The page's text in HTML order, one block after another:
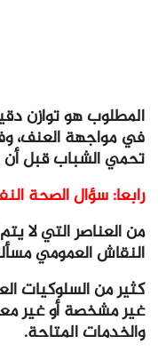
المطلوب هو توازن
في مواجهة العنف،
تحمي الشباب قبل أن
رابعا: سؤال الصحة
من العناصر التي لا
النقاش العمومي
كثير من السلوكيات
غير مشخصة أو غير
والخدمات المتاحة.